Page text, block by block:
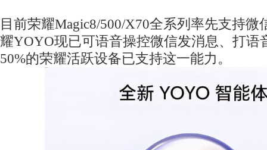
目前荣耀Magic8/500/X70全系列率先支持
耀YOYO现已可语音操控微信发消息、打语
50%的荣耀活跃设备已支持这一能力。